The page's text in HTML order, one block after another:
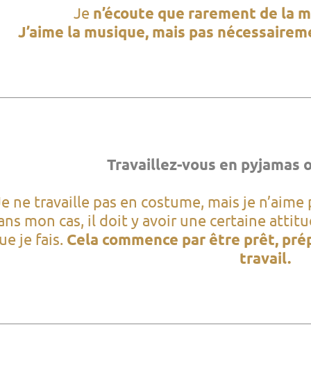
Je n’écoute que rarement de la
J’aime la musique, mais pas
Travaillez-vous en pyjamas
ne travaille pas en costume, mais je
mon cas, il doit y avoir une certaine
je fais. Cela commence par être prêt,
travail.